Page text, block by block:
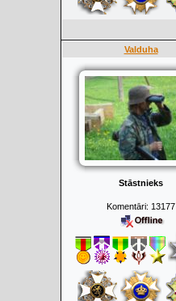
Valduha
Stāstnieks
Komentāri: 13177